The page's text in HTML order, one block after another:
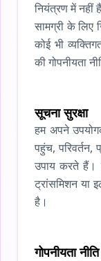
नियंत्रण में नहीं
सामग्री के लिए
कोई भी
की गोपनीयता
सूचना सुरक्षा
हम अपने
पहुंच,
उपाय करते हैं।
ट्रांसमिशन या
है।
गोपनीयता